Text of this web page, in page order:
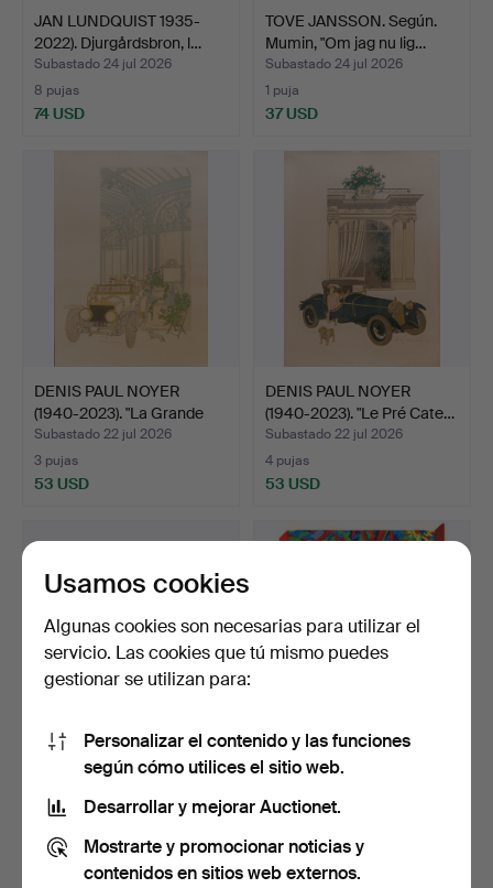
JAN LUNDQUIST 1935-
2022). Djurgårdsbron, l…
Subastado 24 jul 2026
8 pujas
74 USD
TOVE JANSSON. Según.
Mumin, "Om jag nu lig…
Subastado 24 jul 2026
1 puja
37 USD
DENIS PAUL NOYER
(1940-2023). "La Grande
C…
Subastado 22 jul 2026
3 pujas
53 USD
DENIS PAUL NOYER
(1940-2023). "Le Pré Cate…
Subastado 22 jul 2026
4 pujas
53 USD
JONAS GLOCK (1947-).
"Invid värmen" y "I v…
Subastado 19 jul 2026
116 USD
NORBERT FABER (1941-).
Subastado 19 jul 2026
58 USD
Usamos cookies
Algunas cookies son necesarias para utilizar el
servicio. Las cookies que tú mismo puedes
gestionar se utilizan para:
Personalizar el contenido y las funciones
según cómo utilices el sitio web.
Desarrollar y mejorar Auctionet.
Mostrarte y promocionar noticias y
contenidos en sitios web externos.